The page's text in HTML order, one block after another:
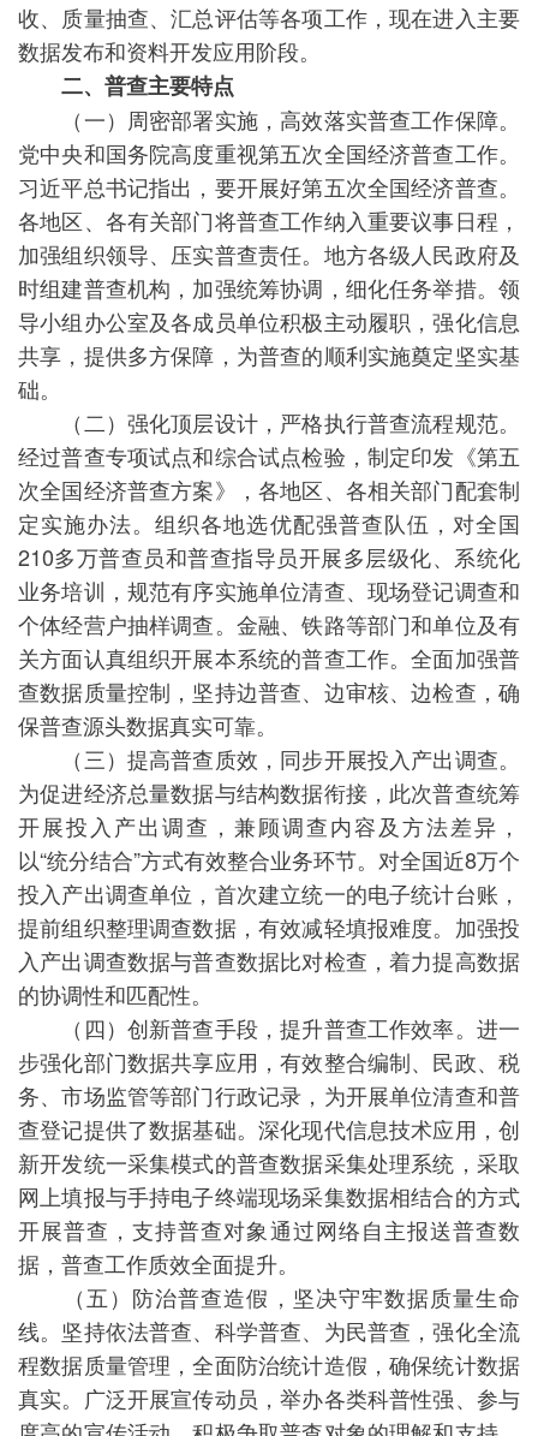
收、质量抽查、汇总评估等各项工作，现在进入主要
数据发布和资料开发应用阶段。
二、普查主要特点
（一）周密部署实施，高效落实普查工作保障。
党中央和国务院高度重视第五次全国经济普查工作。
习近平总书记指出，要开展好第五次全国经济普查。
各地区、各有关部门将普查工作纳入重要议事日程，
加强组织领导、压实普查责任。地方各级人民政府及
时组建普查机构，加强统筹协调，细化任务举措。领
导小组办公室及各成员单位积极主动履职，强化信息
共享，提供多方保障，为普查的顺利实施奠定坚实基
础。
（二）强化顶层设计，严格执行普查流程规范。
经过普查专项试点和综合试点检验，制定印发《第五
次全国经济普查方案》，各地区、各相关部门配套制
定实施办法。组织各地选优配强普查队伍，对全国
210多万普查员和普查指导员开展多层级化、系统化
业务培训，规范有序实施单位清查、现场登记调查和
个体经营户抽样调查。金融、铁路等部门和单位及有
关方面认真组织开展本系统的普查工作。全面加强普
查数据质量控制，坚持边普查、边审核、边检查，确
保普查源头数据真实可靠。
（三）提高普查质效，同步开展投入产出调查。
为促进经济总量数据与结构数据衔接，此次普查统筹
开展投入产出调查，兼顾调查内容及方法差异，
以“统分结合”方式有效整合业务环节。对全国近8万个
投入产出调查单位，首次建立统一的电子统计台账，
提前组织整理调查数据，有效减轻填报难度。加强投
入产出调查数据与普查数据比对检查，着力提高数据
的协调性和匹配性。
（四）创新普查手段，提升普查工作效率。进一
步强化部门数据共享应用，有效整合编制、民政、税
务、市场监管等部门行政记录，为开展单位清查和普
查登记提供了数据基础。深化现代信息技术应用，创
新开发统一采集模式的普查数据采集处理系统，采取
网上填报与手持电子终端现场采集数据相结合的方式
开展普查，支持普查对象通过网络自主报送普查数
据，普查工作质效全面提升。
（五）防治普查造假，坚决守牢数据质量生命
线。坚持依法普查、科学普查、为民普查，强化全流
程数据质量管理，全面防治统计造假，确保统计数据
真实。广泛开展宣传动员，举办各类科普性强、参与